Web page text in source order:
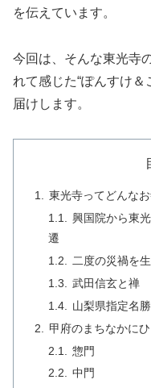
を伝えています。
今回は、そんな東光寺
れて感じた“ぽんすけ
届けします。
東光寺ってどんなお
興国院から東
遷
二度の災禍を
武田信玄と禅
山梨県指定名
甲府のまちなかに
惣門
中門